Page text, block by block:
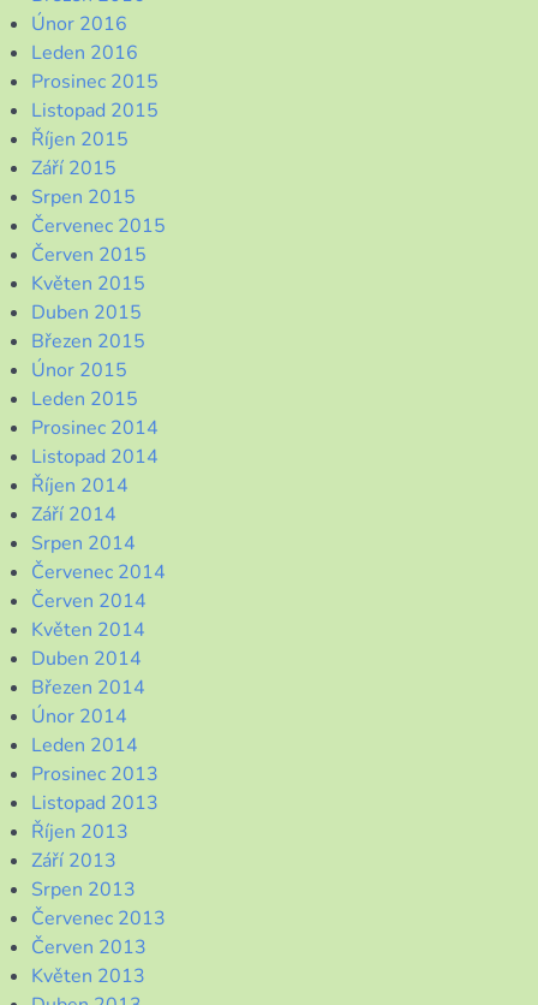
Únor 2016
Leden 2016
Prosinec 2015
Listopad 2015
Říjen 2015
Září 2015
Srpen 2015
Červenec 2015
Červen 2015
Květen 2015
Duben 2015
Březen 2015
Únor 2015
Leden 2015
Prosinec 2014
Listopad 2014
Říjen 2014
Září 2014
Srpen 2014
Červenec 2014
Červen 2014
Květen 2014
Duben 2014
Březen 2014
Únor 2014
Leden 2014
Prosinec 2013
Listopad 2013
Říjen 2013
Září 2013
Srpen 2013
Červenec 2013
Červen 2013
Květen 2013